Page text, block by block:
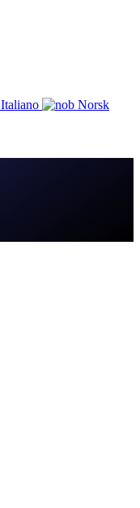
Italiano
Norsk